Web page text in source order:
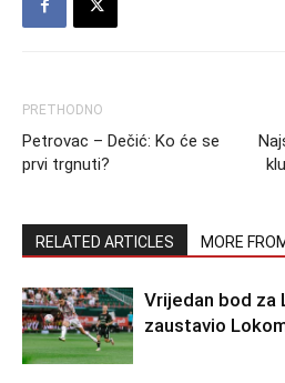
PRETHODNO
Petrovac – Dečić: Ko će se
prvi trgnuti?
RELATED ARTICLES MORE
Vrijedan bod za
zaustavio